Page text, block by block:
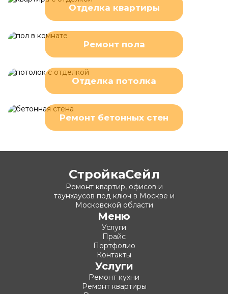
Отделка квартиры
Ремонт пола
Отделка потолка
Ремонт бетонных стен
СтройкаСейл
Ремонт квартир, офисов и
таунхаусов под ключ в Москве и
Московской области
Меню
Услуги
Прайс
Портфолио
Контакты
Услуги
Ремонт кухни
Ремонт квартиры